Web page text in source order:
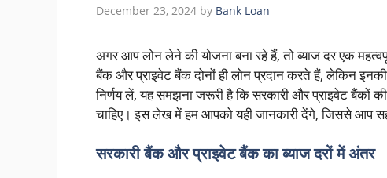
December 23, 2024 by Bank Loan
अगर आप लोन लेने की योजना बना रहे हैं, तो ब्याज दर एक
बैंक और प्राइवेट बैंक दोनों ही लोन प्रदान करते हैं, लेकिन
निर्णय लें, यह समझना जरूरी है कि सरकारी और प्राइवेट बैंकों
चाहिए। इस लेख में हम आपको यही जानकारी देंगे, जिससे आप
सरकारी बैंक और प्राइवेट बैंक का ब्याज दरों में अंतर